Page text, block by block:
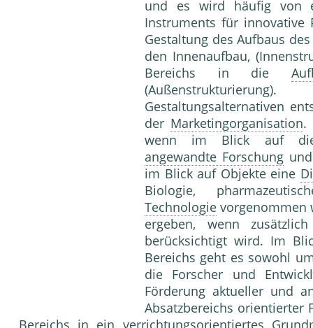
und es wird häufig von
Instruments für innovative
Gestaltung des Aufbaus des
den Innenaufbau,
Bereichs in die
Gestaltungsalternativen
der Marketingorganisation.
wenn im Blick auf
angewandte Forschung
im Blick auf Objekte eine
Biologie,
Technologie vorgenommen
ergeben, wenn
berücksichtigt wird. Im
Bereichs geht es sowohl
die For­scher und
Förderung aktueller und
Absatzbe­reichs orientierter
Bereichs in ein verrich­tungsorientiertes